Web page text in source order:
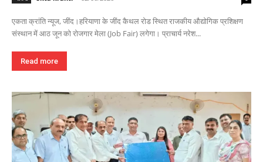
एकता क्रांति न्यूज, जींद।हरियाणा के जींद कैथल रोड स्थित राजकीय औद्योगिक प्रशिक्षण
संस्थान में आठ जून को रोजगार मेला (Job Fair) लगेगा। प्राचार्य नरेश...
Read more